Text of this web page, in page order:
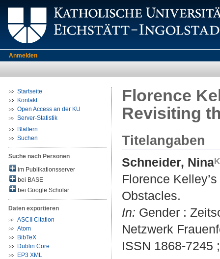
Anmelden
Startseite
Kontakt
Open Access an der KU
Server-Statistik
Blättern
Suchen
Suche nach Personen
im Publikationsserver
bei BASE
bei Google Scholar
Daten exportieren
ASCII Citation
Atom
BibTeX
Dublin Core
EP3 XML
Florence
Revisiting
Titelangaben
Schneider, Nina
Florence
Obstacles.
In: Gender :
Netzwerk
ISSN 1868-7245